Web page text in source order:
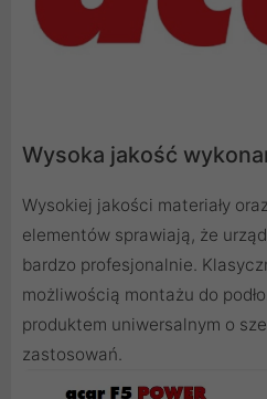
Wysoka jakość
Wysokiej jakości materiały
elementów sprawiają, że
bardzo profesjonalnie.
możliwością montażu do
produktem uniwersalnym o
zastosowań.